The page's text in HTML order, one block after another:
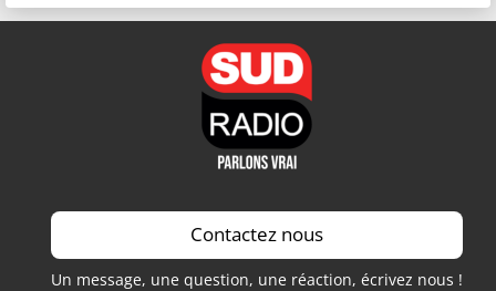
Contactez nous
Un message, une question, une réaction, écrivez nous !